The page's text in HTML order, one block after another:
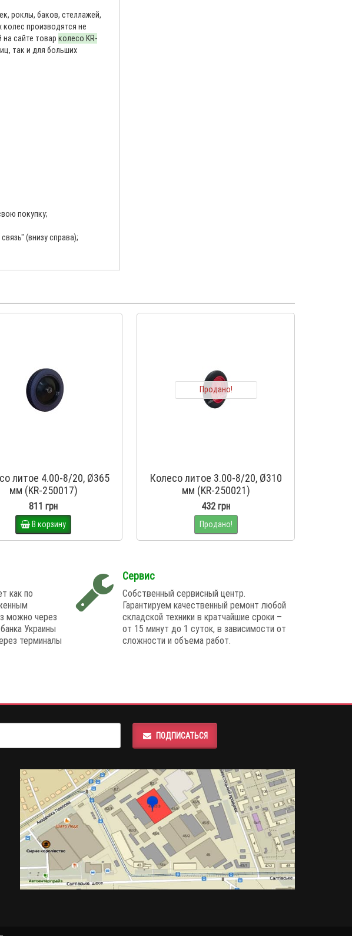
роклы, баков, стеллажей,
производятся не
на сайте товар колесо KR-
так и для больших
покупку;
(внизу справа);
литое 4.00-8/20, Ø365
мм (KR-250017)
811 грн
В корзину
Продано!
Колесо литое 3.00-8/20, Ø310
мм (KR-250021)
432 грн
Продано!
как по
можно через
Украины
терминалы
Сервис
Собственный сервисный центр.
Гарантируем качественный ремонт любой
складской техники в кратчайшие сроки –
от 15 минут до 1 суток, в зависимости от
сложности и объема работ.
ПОДПИСАТЬСЯ